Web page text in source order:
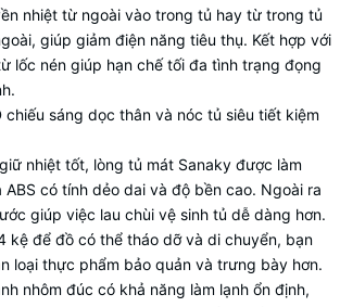
nhiệt từ ngoài vào trong tủ hay từ trong tủ
giúp giảm điện năng tiêu thụ. Kết hợp với
lốc nén giúp hạn chế tối đa tình trạng đọng
chiếu sáng dọc thân và nóc tủ siêu tiết kiệm
nhiệt tốt, lòng tủ mát Sanaky được làm
có tính dẻo dai và độ bền cao. Ngoài ra
giúp việc lau chùi vệ sinh tủ dễ dàng hơn.
kệ để đồ có thể tháo dỡ và di chuyển, bạn
loại thực phẩm bảo quản và trưng bày hơn.
nhôm đúc có khả năng làm lạnh ổn định,